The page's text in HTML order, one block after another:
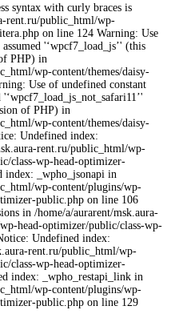
syntax with curly braces is
rent.ru/public_html/wp-
on line 124 Warning: Use
'‘wpcf7_load_js’' (this
PHP) in
wp-content/themes/daisy-
Use of undefined constant
'‘wpcf7_load_js_not_safari11’'
of PHP) in
wp-content/themes/daisy-
Undefined index:
rent.ru/public_html/wp-
class-wp-head-optimizer-
index: _wpho_jsonapi in
wp-content/plugins/wp-
public.php on line 106
in /home/a/aurarent/msk.aura-
head-optimizer/public/class-wp-
Undefined index:
rent.ru/public_html/wp-
class-wp-head-optimizer-
index: _wpho_restapi_link in
wp-content/plugins/wp-
public.php on line 129